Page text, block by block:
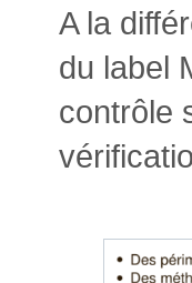
A la
du label
contrôle